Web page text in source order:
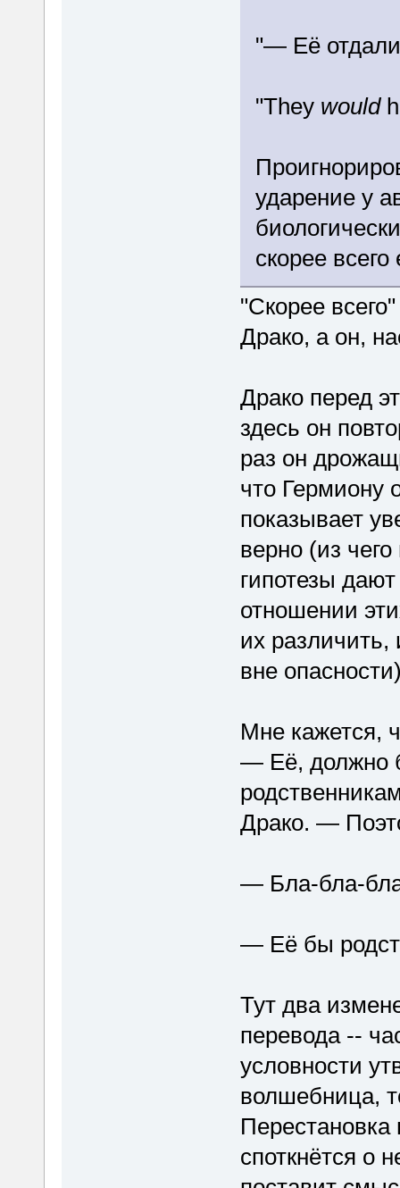
"— Её
"They would
ударение у
скорее
"Скорее
Драко, а он,
Драко перед
здесь он
раз он
что Гермиону
показывает
верно (из
гипотезы
отношении
их
вне
Мне кажется,
— Её, должно
Драко. —
— Бла-бла-
— Её бы
Тут два
перевода --
условности
волшебница,
Перестановка
споткнётся о